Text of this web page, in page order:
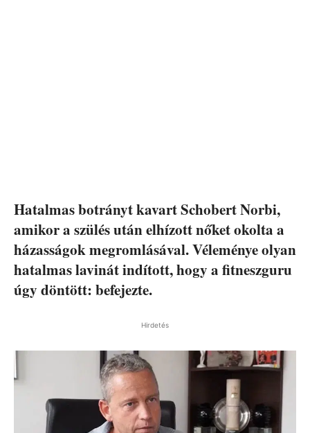
Hatalmas botrányt kavart Schobert Norbi,
amikor a szülés után elhízott nőket okolta a
házasságok megromlásával. Véleménye olyan
hatalmas lavinát indított, hogy a fitneszguru
úgy döntött: befejezte.
Hirdetés